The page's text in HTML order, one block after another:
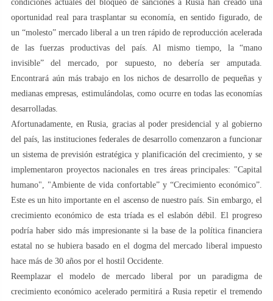
condiciones actuales del bloqueo de sanciones a Rusia han creado una
oportunidad real para trasplantar su economía, en sentido figurado, de
un “molesto” mercado liberal a un tren rápido de reproducción acelerada
de las fuerzas productivas del país. Al mismo tiempo, la “mano
invisible” del mercado, por supuesto, no debería ser amputada.
Encontrará aún más trabajo en los nichos de desarrollo de pequeñas y
medianas empresas, estimulándolas, como ocurre en todas las economías
desarrolladas.
Afortunadamente, en Rusia, gracias al poder presidencial y al gobierno
del país, las instituciones federales de desarrollo comenzaron a funcionar
un sistema de previsión estratégica y planificación del crecimiento, y se
implementaron proyectos nacionales en tres áreas principales: "Capital
humano", "Ambiente de vida confortable” y “Crecimiento económico”.
Este es un hito importante en el ascenso de nuestro país. Sin embargo, el
crecimiento económico de esta tríada es el eslabón débil. El progreso
podría haber sido más impresionante si la base de la política financiera
estatal no se hubiera basado en el dogma del mercado liberal impuesto
hace más de 30 años por el hostil Occidente.
Reemplazar el modelo de mercado liberal por un paradigma de
crecimiento económico acelerado permitirá a Rusia repetir el tremendo